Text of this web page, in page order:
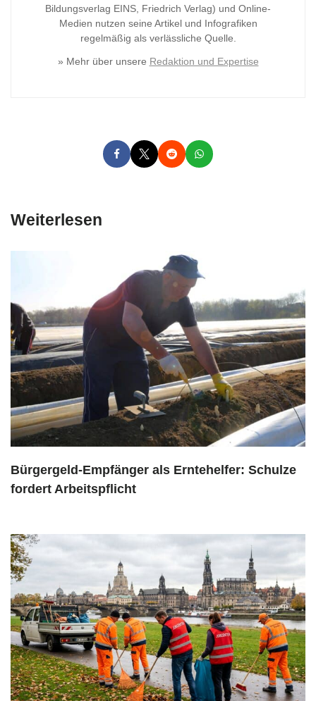
Bildungsverlag EINS, Friedrich Verlag) und Online-
Medien nutzen seine Artikel und Infografiken
regelmäßig als verlässliche Quelle.
» Mehr über unsere Redaktion und Expertise
Weiterlesen
Bürgergeld-Empfänger als Erntehelfer: Schulze
fordert Arbeitspflicht